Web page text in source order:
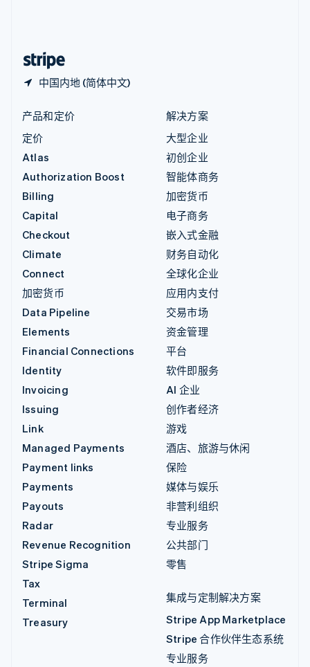
中国内地 (简体中文)
产品和定价
定价
Atlas
Authorization Boost
Billing
Capital
Checkout
Climate
Connect
加密货币
Data Pipeline
Elements
Financial Connections
Identity
Invoicing
Issuing
Link
Managed Payments
Payment links
Payments
Payouts
Radar
Revenue Recognition
Stripe Sigma
Tax
Terminal
Treasury
解决方案
大型企业
初创企业
智能体商务
加密货币
电子商务
嵌入式金融
财务自动化
全球化企业
应用内支付
交易市场
资金管理
平台
软件即服务
AI 企业
创作者经济
游戏
酒店、旅游与休闲
保险
媒体与娱乐
非营利组织
专业服务
公共部门
零售
集成与定制解决方案
Stripe App Marketplace
Stripe 合作伙伴生态系统
专业服务